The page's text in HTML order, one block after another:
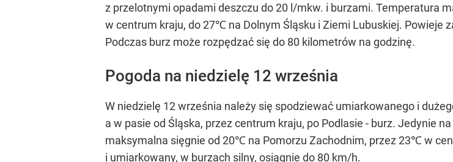
z przelotnymi opadami deszczu do 20 l/mkw. i burzami.
w centrum kraju, do 27℃ na Dolnym Śląsku i Ziemi Lubuskiej. Powieje
Podczas burz może rozpędzać się do 80 kilometrów na godzinę.
Pogoda na niedzielę 12 września
W niedzielę 12 września należy się spodziewać umiarkowanego i
a w pasie od Śląska, przez centrum kraju, po Podlasie - burz. Jedynie
maksymalna sięgnie od 20℃ na Pomorzu Zachodnim, przez 23℃ w
i umiarkowany, w burzach silny, osiągnie do 80 km/h.